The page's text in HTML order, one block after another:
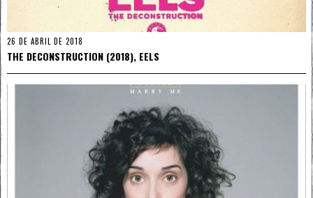
26 DE ABRIL DE 2018
THE DECONSTRUCTION (2018), EELS